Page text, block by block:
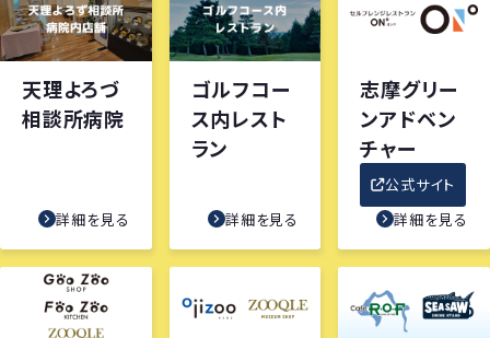
天理よろづ
相談所病院
詳細を見る
ゴルフコー
ス内レスト
ラン
詳細を見る
志摩グリー
ンアドベン
チャー
公式サイト
詳細を見る